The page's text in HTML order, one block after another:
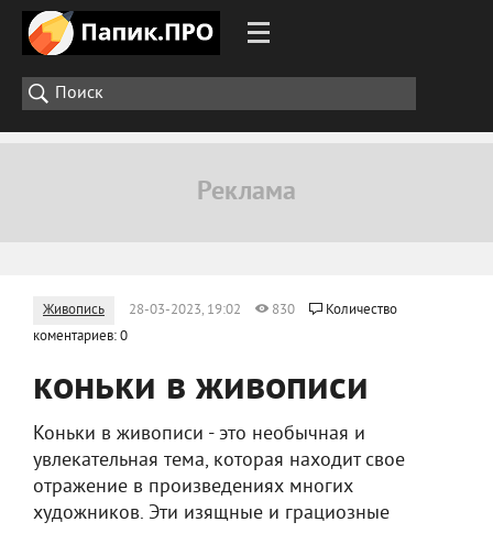
Живопись 28-03-2023, 19:02 830
Количество
коментариев: 0
коньки в живописи
Коньки в живописи - это необычная и
увлекательная тема, которая находит свое
отражение в произведениях многих
художников. Эти изящные и грациозные